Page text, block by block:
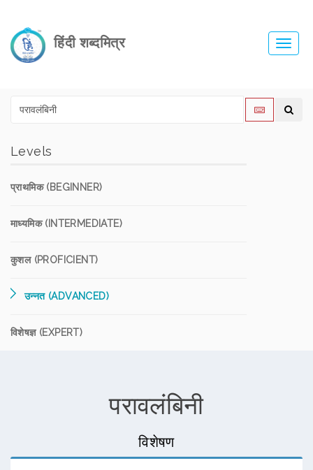
हिंदी शब्दमित्र
Levels
प्राथमिक (BEGINNER)
माध्यमिक (INTERMEDIATE)
कुशल (PROFICIENT)
उन्नत (ADVANCED)
विशेषज्ञ (EXPERT)
परावलंबिनी
विशेषण